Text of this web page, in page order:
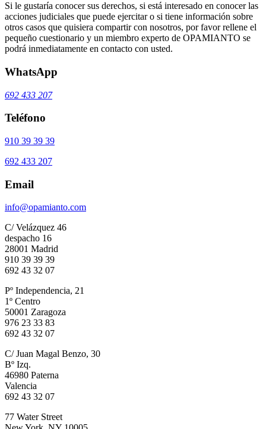
Si le gustaría conocer sus derechos, si está interesado en conocer las
acciones judiciales que puede ejercitar o si tiene información sobre
otros casos que quisiera compartir con nosotros, por favor rellene el
pequeño cuestionario y un miembro experto de OPAMIANTO se
podrá inmediatamente en contacto con usted.
WhatsApp
692 433 207
Teléfono
910 39 39 39
692 433 207
Email
info@opamianto.com
C/ Velázquez 46
despacho 16
28001 Madrid
910 39 39 39
692 43 32 07
Pº Independencia, 21
1º Centro
50001 Zaragoza
976 23 33 83
692 43 32 07
C/ Juan Magal Benzo, 30
Bº Izq.
46980 Paterna
Valencia
692 43 32 07
77 Water Street